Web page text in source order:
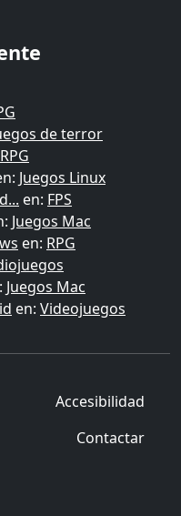
de terror
RPG
Juegos Linux
en: FPS
Juegos Mac
en: RPG
Juegos Mac
en: Videojuegos
Accesibilidad
Contactar